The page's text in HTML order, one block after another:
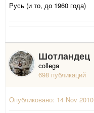
Русь (и то, до 1960 года)
Шотландец
collega
698 публикаций
Опубликовано: 14 Nov 2010